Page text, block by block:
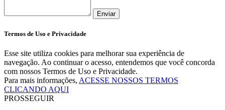
Enviar
Termos de Uso e Privacidade
Esse site utiliza cookies para melhorar sua experiência de
navegação. Ao continuar o acesso, entendemos que você concorda
com nossos Termos de Uso e Privacidade.
Para mais informações, ACESSE NOSSOS TERMOS
CLICANDO AQUI
PROSSEGUIR